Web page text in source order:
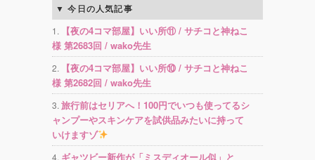
今日の人気記事
【夜の4コマ部屋】いい所⑪ / サチコと神ねこ
様 第2683回 / wako先生
【夜の4コマ部屋】いい所⑩ / サチコと神ねこ
様 第2682回 / wako先生
旅行前はセリアへ！100円でいつも使ってるシ
ャンプーやスキンケアを試供品みたいに持って
いけますゾ
ギャツビー新作が「ミスディオール似」と